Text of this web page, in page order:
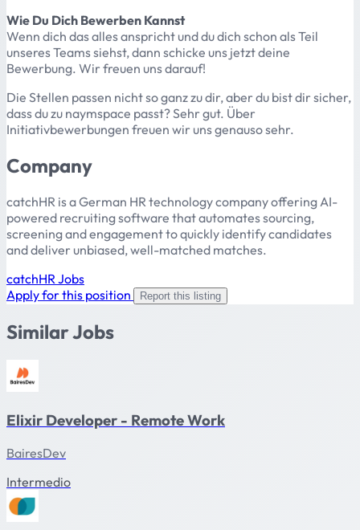
Wie Du Dich Bewerben Kannst
Wenn dich das alles anspricht und du dich schon als Teil
unseres Teams siehst, dann schicke uns jetzt deine
Bewerbung. Wir freuen uns darauf!
Die Stellen passen nicht so ganz zu dir, aber du bist dir sicher,
dass du zu naymspace passt? Sehr gut. Über
Initiativbewerbungen freuen wir uns genauso sehr.
Company
catchHR is a German HR technology company offering AI-
powered recruiting software that automates sourcing,
screening and engagement to quickly identify candidates
and deliver unbiased, well-matched matches.
catchHR Jobs
Apply for this position
Report this listing
Similar Jobs
Elixir Developer - Remote Work
BairesDev
Intermedio